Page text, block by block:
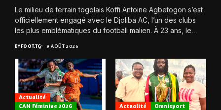
Le milieu de terrain togolais Koffi Antoine Agbetogon s’est
officiellement engagé avec le Djoliba AC, l’un des clubs
les plus emblématiques du football malien. À 23 ans, le
BYFOOT.TG 9 AOÛT 2026
Actualité
CAN Féminine 2026
Actualité
Omnisport